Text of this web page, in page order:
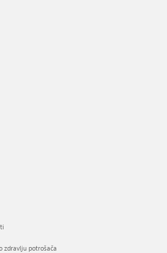
zdravlju potrošača